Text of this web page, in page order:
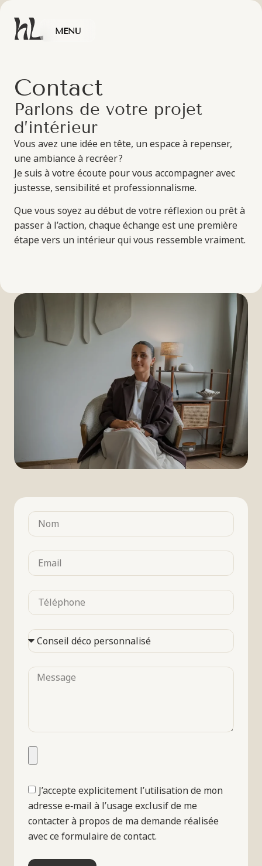
MENU
Savoir-faire
Les espaces
Journal
Contact
Contact
Parlons de votre projet
d’intérieur
Vous avez une idée en tête, un espace à repenser,
une ambiance à recréer ?
Je suis à votre écoute pour vous accompagner avec
justesse, sensibilité et professionnalisme.
Que vous soyez au début de votre réflexion ou prêt à
passer à l’action, chaque échange est une première
étape vers un intérieur qui vous ressemble vraiment.
J’accepte explicitement l’utilisation de mon
adresse e‑mail à l’usage exclusif de me
contacter à propos de ma demande réalisée
avec ce formulaire de contact.